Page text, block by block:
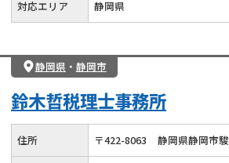
対応エリア 静岡県
静岡県 ・ 静岡市
鈴木哲税理士事務所
住所 〒422-8063 静岡県静岡市